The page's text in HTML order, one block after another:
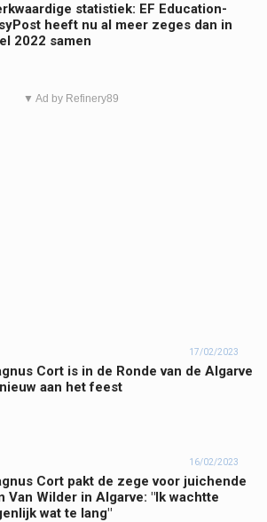
statistiek: EF Education-
heeft nu al meer zeges dan in
2022 samen
▼ Ad by Refinery89
17/02/2023
Cort is in de Ronde van de Algarve
aan het feest
16/02/2023
Cort pakt de zege voor juichende
Van Wilder in Algarve: "Ik wachtte
wat te lang"